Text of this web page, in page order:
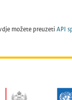
možete preuzeti API